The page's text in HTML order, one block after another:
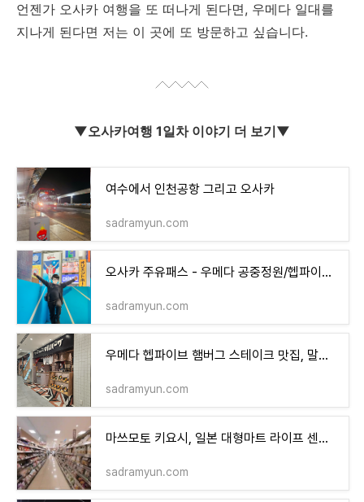
언젠가 오사카 여행을 또 떠나게 된다면, 우메다 일대를
지나게 된다면 저는 이 곳에 또 방문하고 싶습니다.
▼오사카여행 1일차 이야기 더 보기▼
여수에서 인천공항 그리고 오사카
sadramyun.com
오사카 주유패스 - 우메다 공중정원/헵파이브 대관람차/원더 크루즈
sadramyun.com
우메다 헵파이브 햄버그 스테이크 맛집, 말버그(ハンバーグキッチン マルバーグ)
sadramyun.com
마쓰모토 키요시, 일본 대형마트 라이프 센트럴 스퀘어 구경
sadramyun.com